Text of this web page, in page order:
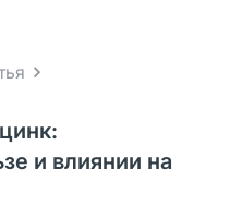
и влиянии на